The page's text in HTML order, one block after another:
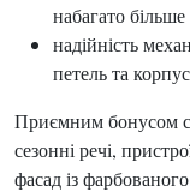
набагато
надійність
петель та
Приємним бонусом
сезонні речі,
фасад із